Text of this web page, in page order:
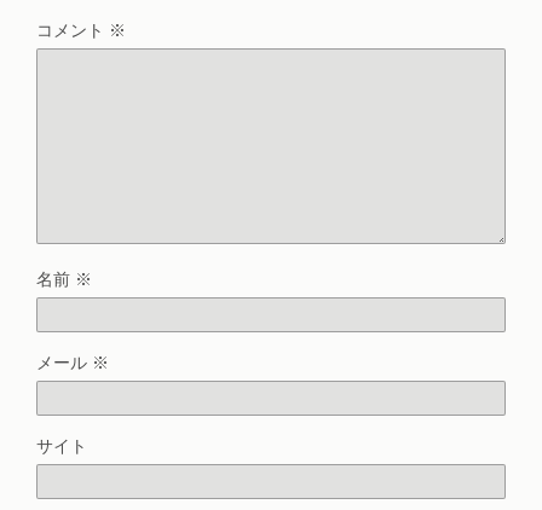
コメント ※
名前 ※
メール ※
サイト